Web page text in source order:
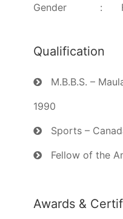
Gender
:
Qualification
M.B.B.S. –
1990
Sports –
Fellow of the
Awards &